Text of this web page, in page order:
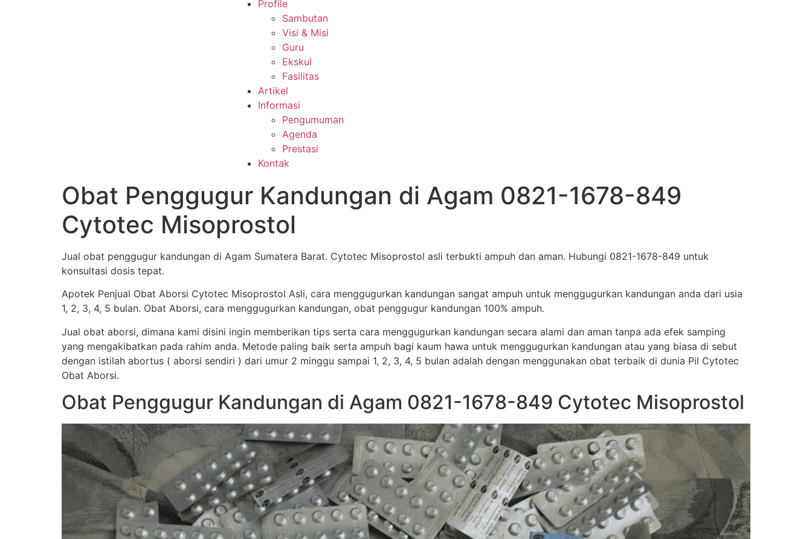
Profile
Sambutan
Visi & Misi
Guru
Ekskul
Fasilitas
Artikel
Informasi
Pengumuman
Agenda
Prestasi
Kontak
Obat Penggugur Kandungan di Agam 0821-1678-849
Cytotec Misoprostol
Jual obat penggugur kandungan di Agam Sumatera Barat. Cytotec Misoprostol asli terbukti ampuh dan aman. Hubungi 0821-1678-849 untuk
konsultasi dosis tepat.
Apotek Penjual Obat Aborsi Cytotec Misoprostol Asli, cara menggugurkan kandungan sangat ampuh untuk menggugurkan kandungan anda dari usia
1, 2, 3, 4, 5 bulan. Obat Aborsi, cara menggugurkan kandungan, obat penggugur kandungan 100% ampuh.
Jual obat aborsi, dimana kami disini ingin memberikan tips serta cara menggugurkan kandungan secara alami dan aman tanpa ada efek samping
yang mengakibatkan pada rahim anda. Metode paling baik serta ampuh bagi kaum hawa untuk menggugurkan kandungan atau yang biasa di sebut
dengan istilah abortus ( aborsi sendiri ) dari umur 2 minggu sampai 1, 2, 3, 4, 5 bulan adalah dengan menggunakan obat terbaik di dunia Pil Cytotec
Obat Aborsi.
Obat Penggugur Kandungan di Agam 0821-1678-849 Cytotec Misoprostol